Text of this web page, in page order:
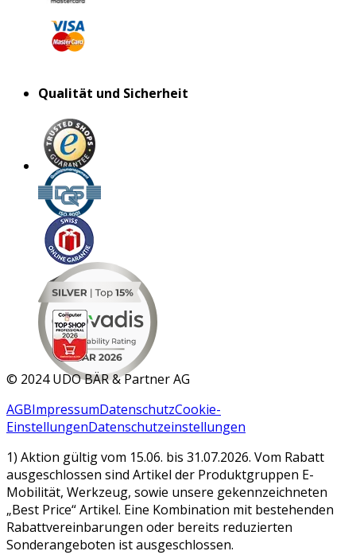
Qualität und Sicherheit
MAR 2026
© 2024 UDO BÄR & Partner AG
AGBImpressumDatenschutzCookie-
EinstellungenDatenschutzeinstellungen
1) Aktion gültig vom 15.06. bis 31.07.2026. Vom Rabatt
ausgeschlossen sind Artikel der Produktgruppen E-
Mobilität, Werkzeug, sowie unsere gekennzeichneten
„Best Price“ Artikel. Eine Kombination mit bestehenden
Rabattvereinbarungen oder bereits reduzierten
Sonderangeboten ist ausgeschlossen.